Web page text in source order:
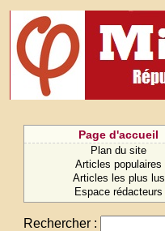
Page d'accueil
Plan du site
Articles populaires
Articles les plus lus
Espace rédacteurs
Rechercher :